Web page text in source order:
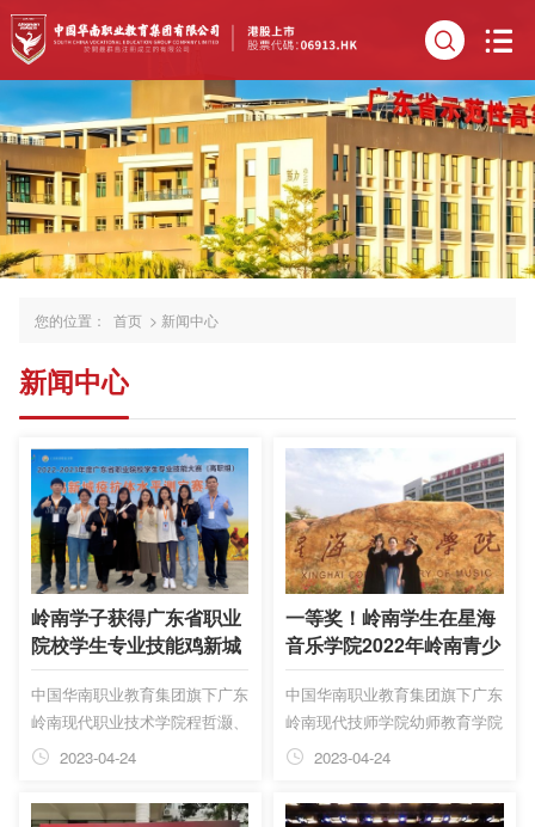
您的位置： 首页 > 新闻中心
新闻中心
岭南学子获得广东省职业
院校学生专业技能鸡新城
疫抗体水平测定大赛省级
三等奖两项
中国华南职业教育集团旗下广东
岭南现代职业技术学院程哲灏、
李岩老师指导的21药学1班黄雅
等奖；潘美华、郭晓敏老师指导
2023-04-24
一等奖！岭南学生在星海
音乐学院2022年岭南青少
年艺术展演总展演再获佳
绩！
中国华南职业教育集团旗下广东
岭南现代技师学院幼师教育学院
音乐专业在“星海音乐学院2022
组，禤欣婷荣获少年B组银奖
2023-04-24